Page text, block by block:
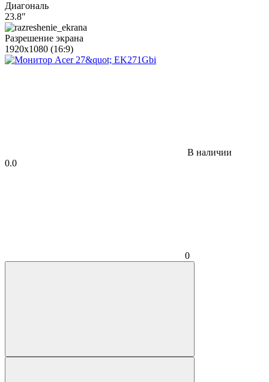
Диагональ
23.8"
Разрешение экрана
1920x1080 (16:9)
В наличии
0.0
0